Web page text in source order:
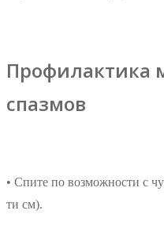
спазмов
• Спите по возможности с
ти см).